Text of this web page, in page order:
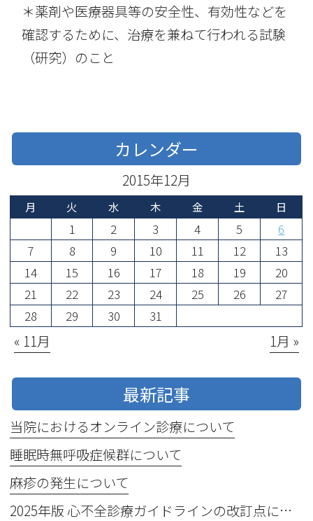
＊薬剤や医療器具等の安全性、有効性などを
確認するために、治療を兼ねて行われる試験
（研究）のこと
カレンダー
2015年12月
月 火 水 木 金 土 日
1 2 3 4 5
6
7
8 9 10 11 12
13
14
15 16 17 18 19
20
21
22 23 24 25 26
27
28
29 30 31
« 11月 1月 »
最新記事
当院におけるオンライン診療について
睡眠時無呼吸症候群について
麻疹の発生について
2025年版 心不全診療ガイドラインの改訂点について